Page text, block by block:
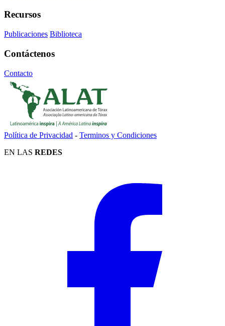
Recursos
Publicaciones Biblioteca
Contáctenos
Contacto
Política de Privacidad - Terminos y Condiciones
EN LAS REDES